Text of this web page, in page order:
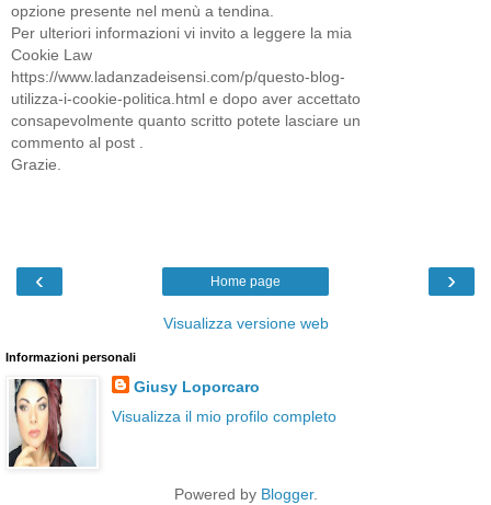
opzione presente nel menù a tendina.
Per ulteriori informazioni vi invito a leggere la mia
Cookie Law
https://www.ladanzadeisensi.com/p/questo-blog-
utilizza-i-cookie-politica.html e dopo aver accettato
consapevolmente quanto scritto potete lasciare un
commento al post .
Grazie.
‹ ›
Home page
Visualizza versione web
Informazioni personali
Giusy Loporcaro
Visualizza il mio profilo completo
Powered by Blogger.